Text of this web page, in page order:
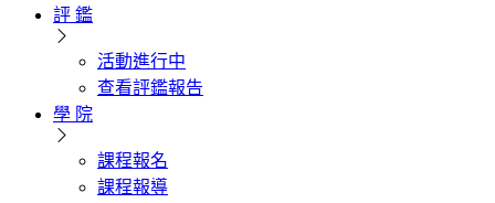
評 鑑
活動進行中
查看評鑑報告
學 院
課程報名
課程報導